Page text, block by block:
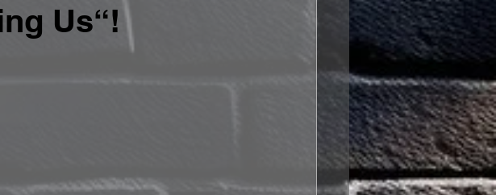
Us“!